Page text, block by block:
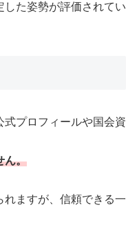
た姿勢が評価されてい
式プロフィールや国会資
ん。
ますが、信頼できる一